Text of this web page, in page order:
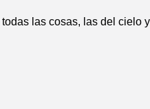
las cosas, las del cielo